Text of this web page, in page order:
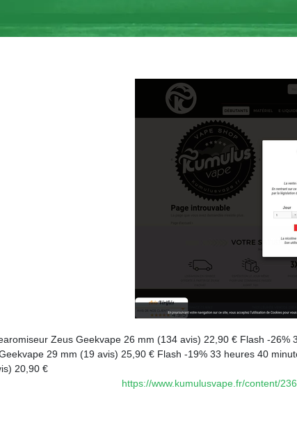
Zeus Geekvape 26 mm (134 avis) 22,90 € Flash -
29 mm (19 avis) 25,90 € Flash -19% 33 heures 40
20,90 €
https://www.kumulusvape.fr/content/